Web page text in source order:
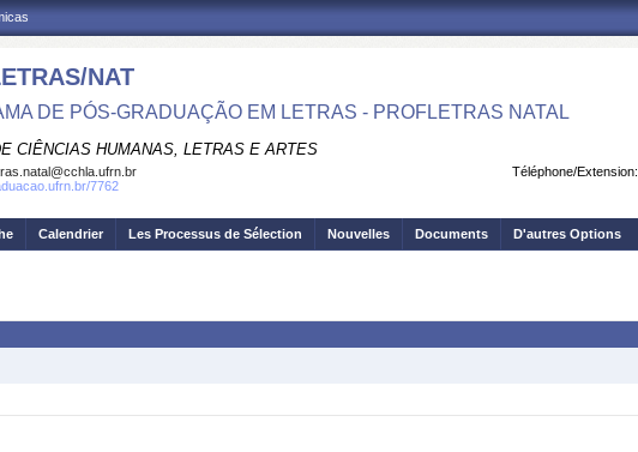
NAT
DE PÓS-GRADUAÇÃO EM LETRAS - PROFLETRAS NATAL
CIÊNCIAS HUMANAS, LETRAS E ARTES
Téléphone/Extension:
7762
Calendrier Les Processus de Sélection Nouvelles Documents D'autres Options